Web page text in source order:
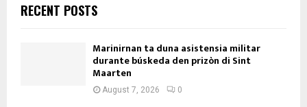
RECENT POSTS
Marinirnan ta duna asistensia militar
durante búskeda den prizòn di Sint
Maarten
August 7, 2026 0